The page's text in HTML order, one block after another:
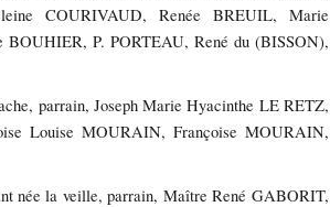
COURIVAUD, Renée BREUIL, Marie
P. PORTEAU, René du (BISSON),
parrain, Joseph Marie Hyacinthe LE RETZ,
Louise MOURAIN, Françoise MOURAIN,
née la veille, parrain, Maître René GABORIT,